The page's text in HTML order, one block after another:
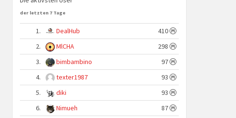
der letzten 7 Tage
1. DealHub
410
2.
MlCHA
298
3.
bimbambino
97
4.
texter1987
93
5.
diki
93
6.
Nimueh
87